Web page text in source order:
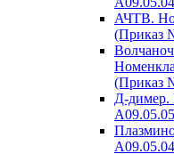
АЧТВ.
(Приказ
(Приказ
Д-димер.